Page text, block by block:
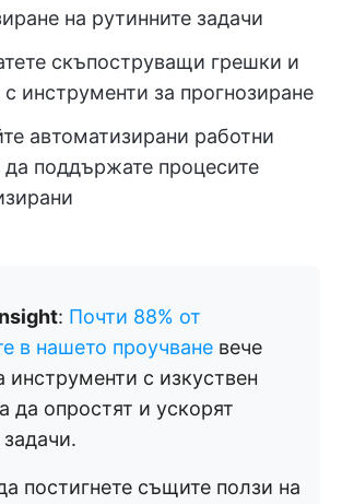
на рутинните задачи
скъпоструващи грешки и
с инструменти за прогнозиране
автоматизирани работни
да поддържате процесите
: Почти 88% от
в нашето проучване вече
инструменти с изкуствен
да опростят и ускорят
постигнете същите ползи на